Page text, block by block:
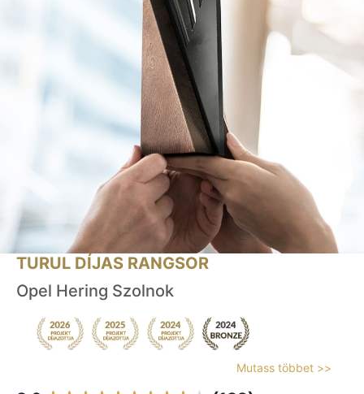
TURUL DÍJAS RANGSOR
Opel Hering Szolnok
Mutass többet >>